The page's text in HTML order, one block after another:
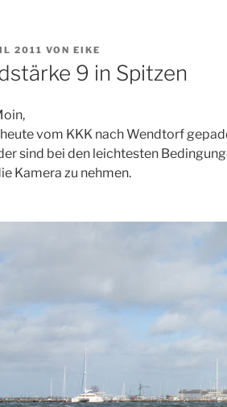
2011 VON EIKE
9 in Spitzen
vom KKK nach Wendtorf
sind bei den leichtesten
Kamera zu nehmen.